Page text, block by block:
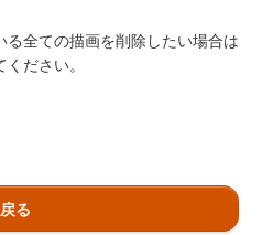
全ての描画を削除したい場合は
ださい。
戻る